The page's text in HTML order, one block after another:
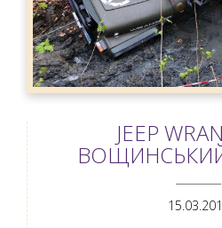
JEEP